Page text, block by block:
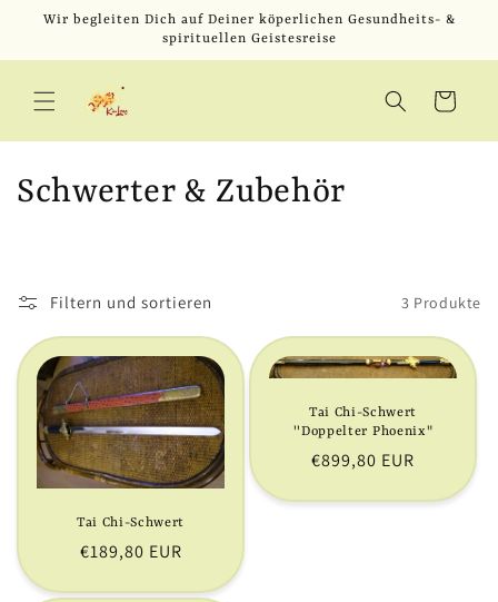
zum
Wir begleiten Dich auf Deiner köperlichen Gesundheits- &
spirituellen Geistesreise
Warenkorb
K
t
g
e
Schwerter & Zubehör
Filtern und sortieren 3 Produkte
Tai Chi-Schwert
Normaler
€189,80 EUR
Tai Chi-Schwert
''Doppelter Phoenix"
Normaler
€899,80 EUR